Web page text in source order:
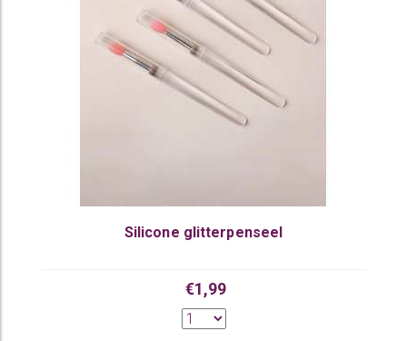
Silicone glitterpenseel
€1,99